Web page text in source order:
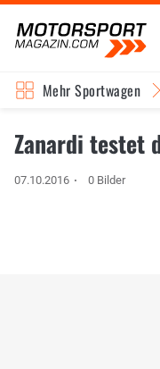
Mehr Sportwagen
Zanardi testet
07.10.2016 0 Bilder